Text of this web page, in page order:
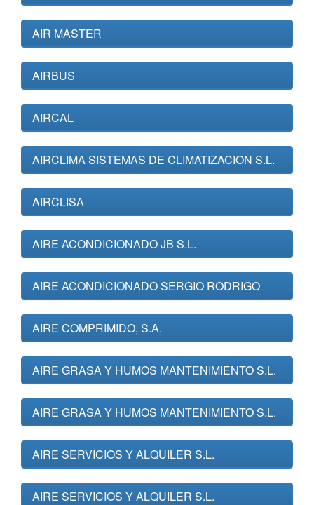
AIR MASTER
AIRBUS
AIRCAL
AIRCLIMA SISTEMAS DE CLIMATIZACION S.L.
AIRCLISA
AIRE ACONDICIONADO JB S.L.
AIRE ACONDICIONADO SERGIO RODRIGO
AIRE COMPRIMIDO, S.A.
AIRE GRASA Y HUMOS MANTENIMIENTO S.L.
AIRE GRASA Y HUMOS MANTENIMIENTO S.L.
AIRE SERVICIOS Y ALQUILER S.L.
AIRE SERVICIOS Y ALQUILER S.L.